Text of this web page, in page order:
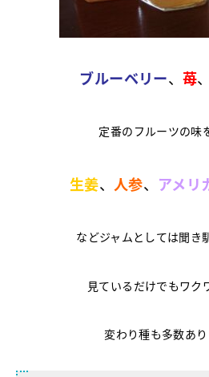
ブルーベリー、 苺、
定番のフルーツの味
生姜、 人参、 アメリ
などジャムとしては聞き
見ているだけでもワク
変わり種も多数あ